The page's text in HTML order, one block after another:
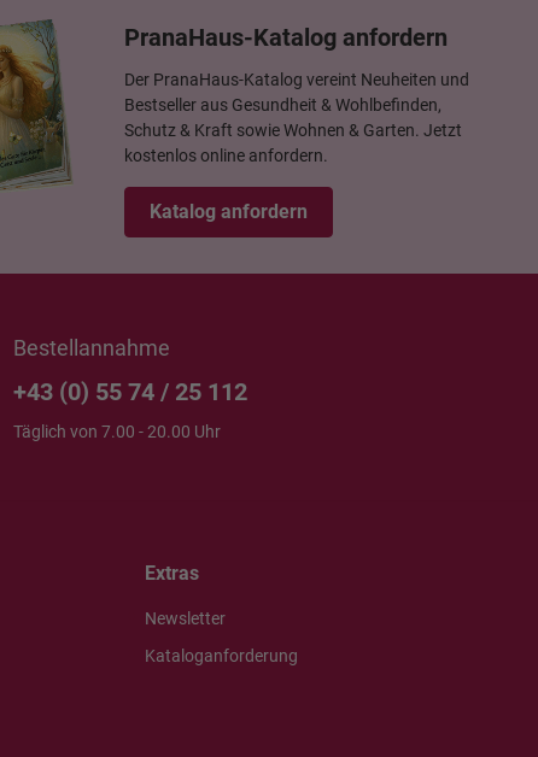
PranaHaus-Katalog anfordern
Der PranaHaus-Katalog vereint Neuheiten und
Bestseller aus Gesundheit & Wohlbefinden,
Schutz & Kraft sowie Wohnen & Garten. Jetzt
kostenlos online anfordern.
Katalog anfordern
Bestellannahme
+43 (0) 55 74 / 25 112
Täglich von 7.00 - 20.00 Uhr
Extras
Newsletter
Kataloganforderung